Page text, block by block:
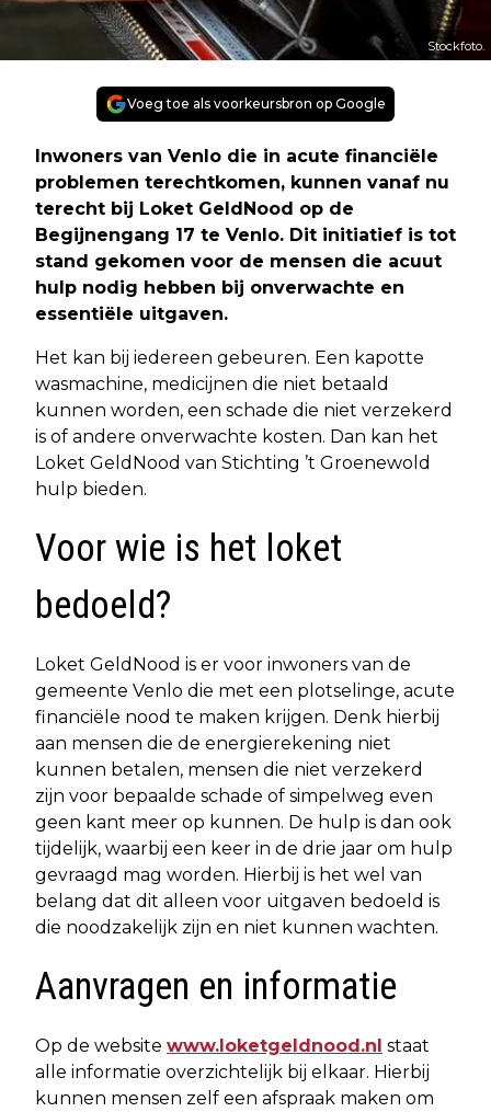
Stockfoto.
Voeg toe als voorkeursbron op Google
Inwoners van Venlo die in acute financiële
problemen terechtkomen, kunnen vanaf nu
terecht bij Loket GeldNood op de
Begijnengang 17 te Venlo. Dit initiatief is tot
stand gekomen voor de mensen die acuut
hulp nodig hebben bij onverwachte en
essentiële uitgaven.
Het kan bij iedereen gebeuren. Een kapotte
wasmachine, medicijnen die niet betaald
kunnen worden, een schade die niet verzekerd
is of andere onverwachte kosten. Dan kan het
Loket GeldNood van Stichting ’t Groenewold
hulp bieden.
Voor wie is het loket
bedoeld?
Loket GeldNood is er voor inwoners van de
gemeente Venlo die met een plotselinge, acute
financiële nood te maken krijgen. Denk hierbij
aan mensen die de energierekening niet
kunnen betalen, mensen die niet verzekerd
zijn voor bepaalde schade of simpelweg even
geen kant meer op kunnen. De hulp is dan ook
tijdelijk, waarbij een keer in de drie jaar om hulp
gevraagd mag worden. Hierbij is het wel van
belang dat dit alleen voor uitgaven bedoeld is
die noodzakelijk zijn en niet kunnen wachten.
Aanvragen en informatie
Op de website www.loketgeldnood.nl staat
alle informatie overzichtelijk bij elkaar. Hierbij
kunnen mensen zelf een afspraak maken om